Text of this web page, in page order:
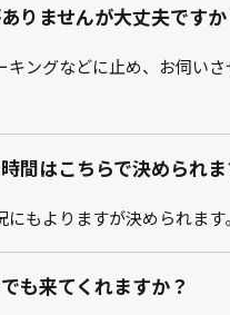
りませんが大丈夫ですか
キングなどに止め、お伺い
間はこちらで決められま
にもよりますが決められます。
も来てくれますか？